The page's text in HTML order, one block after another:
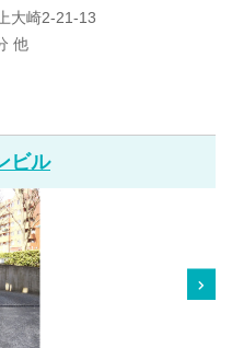
大崎2-21-13
他
ビル